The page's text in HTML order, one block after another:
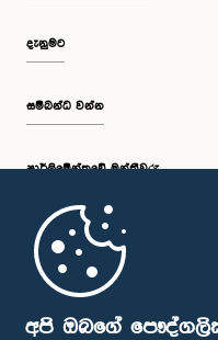
අපි ඔබගේ
දැනුමට
සම්බන්ධ වන්න
පාර්ලි‌මේන්තුවේ මන්ත්‍රීවරු
මුල් පිටුව
පාර්ලිමේන්තු ජංගම යෙදුම